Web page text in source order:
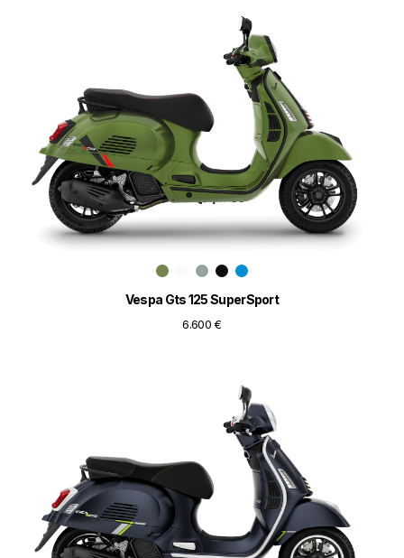
Vespa Gts 125 SuperSport
6.600 €